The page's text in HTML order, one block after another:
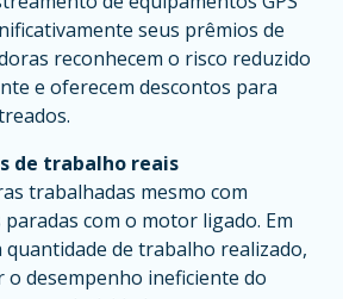
seus prêmios de
reconhecem o risco reduzido
e oferecem descontos para
de trabalho reais
trabalhadas mesmo com
com o motor ligado. Em
quantidade de trabalho realizado,
o desempenho ineficiente do